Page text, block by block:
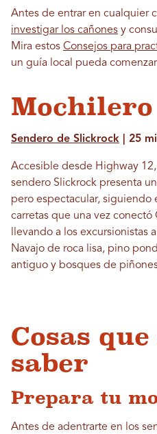
Antes de entrar en cualquier
investigar los cañones y
Mira estos Consejos para
un guía local pueda
Mochilero
Sendero de Slickrock | 25
Accesible desde Highway
sendero Slickrock presenta
pero espectacular, siguiendo
carretas que una vez conectó
llevando a los excursionistas
Navajo de roca lisa, pino
antiguo y bosques de
Cosas que
saber
Prepara tu
Antes de adentrarte en los